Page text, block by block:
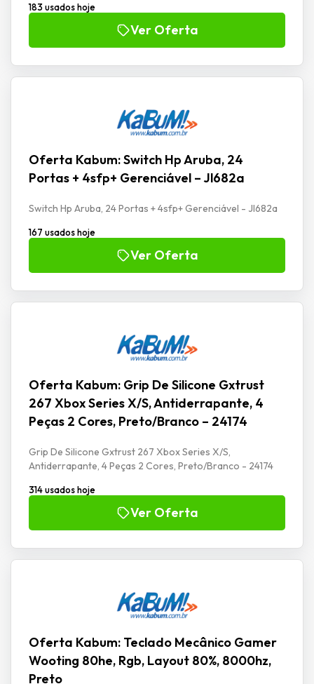
183 usados hoje
Ver Oferta
Oferta Kabum: Switch Hp Aruba, 24
Portas + 4sfp+ Gerenciável – Jl682a
Switch Hp Aruba, 24 Portas + 4sfp+ Gerenciável - Jl682a
167 usados hoje
Ver Oferta
Oferta Kabum: Grip De Silicone Gxtrust
267 Xbox Series X/S, Antiderrapante, 4
Peças 2 Cores, Preto/Branco – 24174
Grip De Silicone Gxtrust 267 Xbox Series X/S,
Antiderrapante, 4 Peças 2 Cores, Preto/Branco - 24174
314 usados hoje
Ver Oferta
Oferta Kabum: Teclado Mecânico Gamer
Wooting 80he, Rgb, Layout 80%, 8000hz,
Preto